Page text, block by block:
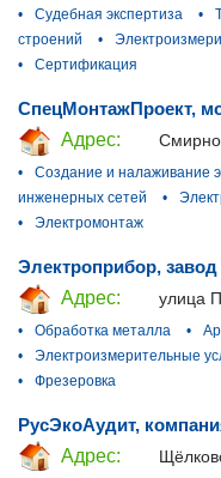
•
Судебная экспертиза •
строений
•
•
Сертификация
СпецМонтажПроект,
Адрес:
•
Создание и налаживание
инженерных сетей
•
•
Электромонтаж
Электроприбор, завод
Адрес:
улица
•
Обработка металла •
•
Электроизмерительные
•
Фрезеровка
РусЭкоАудит,
Адрес: